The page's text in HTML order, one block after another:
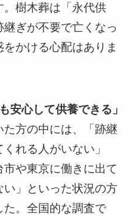
樹木葬は「永代供
ぎが不要で亡くなっ
かける心配はありま
心して供養できる」
方の中には、「跡継
れる人がいない」
市や東京に働きに出て
」といった状況の方
。全国的な調査で